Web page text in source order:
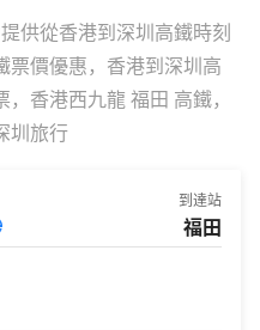
供從香港到深圳高鐵時刻
票價優惠，香港到深圳高
香港西九龍 福田 高鐵，
圳旅行
到達站